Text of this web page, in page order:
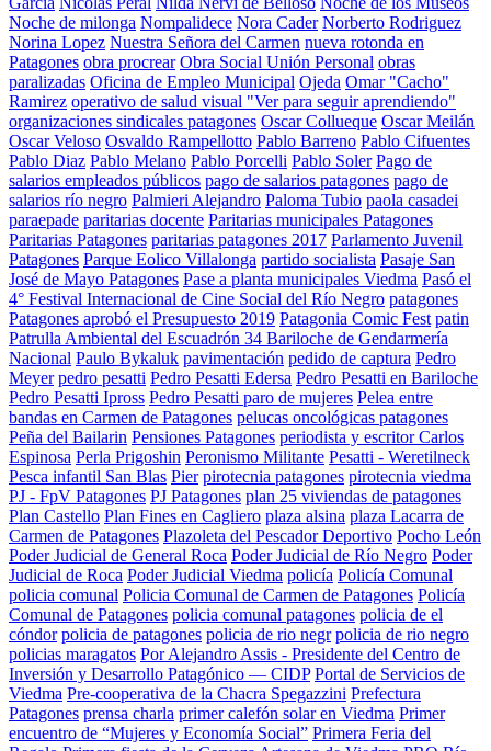
Noche de milonga Nompalidece Nora Cader Norberto Rodriguez
Norina Lopez Nuestra Señora del Carmen nueva rotonda en
Patagones obra procrear Obra Social Unión Personal obras
paralizadas Oficina de Empleo Municipal Ojeda Omar "Cacho"
Ramirez operativo de salud visual "Ver para seguir aprendiendo"
organizaciones sindicales patagones Oscar Collueque Oscar Meilán
Oscar Veloso Osvaldo Rampellotto Pablo Barreno Pablo Cifuentes
Pablo Diaz Pablo Melano Pablo Porcelli Pablo Soler Pago de
salarios empleados públicos pago de salarios patagones pago de
salarios río negro Palmieri Alejandro Paloma Tubio paola casadei
paraepade paritarias docente Paritarias municipales Patagones
Paritarias Patagones paritarias patagones 2017 Parlamento Juvenil
Patagones Parque Eolico Villalonga partido socialista Pasaje San
José de Mayo Patagones Pase a planta municipales Viedma Pasó el
4° Festival Internacional de Cine Social del Río Negro patagones
Patagones aprobó el Presupuesto 2019 Patagonia Comic Fest patin
Patrulla Ambiental del Escuadrón 34 Bariloche de Gendarmería
Nacional Paulo Bykaluk pavimentación pedido de captura Pedro
Meyer pedro pesatti Pedro Pesatti Edersa Pedro Pesatti en Bariloche
Pedro Pesatti Ipross Pedro Pesatti paro de mujeres Pelea entre
bandas en Carmen de Patagones pelucas oncológicas patagones
Peña del Bailarin Pensiones Patagones periodista y escritor Carlos
Espinosa Perla Prigoshin Peronismo Militante Pesatti - Weretilneck
Pesca infantil San Blas Pier pirotecnia patagones pirotecnia viedma
PJ - FpV Patagones PJ Patagones plan 25 viviendas de patagones
Plan Castello Plan Fines en Cagliero plaza alsina plaza Lacarra de
Carmen de Patagones Plazoleta del Pescador Deportivo Pocho León
Poder Judicial de General Roca Poder Judicial de Río Negro Poder
Judicial de Roca Poder Judicial Viedma policía Policía Comunal
policia comunal Policia Comunal de Carmen de Patagones Policía
Comunal de Patagones policia comunal patagones policia de el
cóndor policia de patagones policia de rio negr policia de rio negro
policias maragatos Por Alejandro Assis - Presidente del Centro de
Inversión y Desarrollo Patagónico — CIDP Portal de Servicios de
Viedma Pre-cooperativa de la Chacra Spegazzini Prefectura
Patagones prensa charla primer calefón solar en Viedma Primer
encuentro de “Mujeres y Economía Social” Primera Feria del